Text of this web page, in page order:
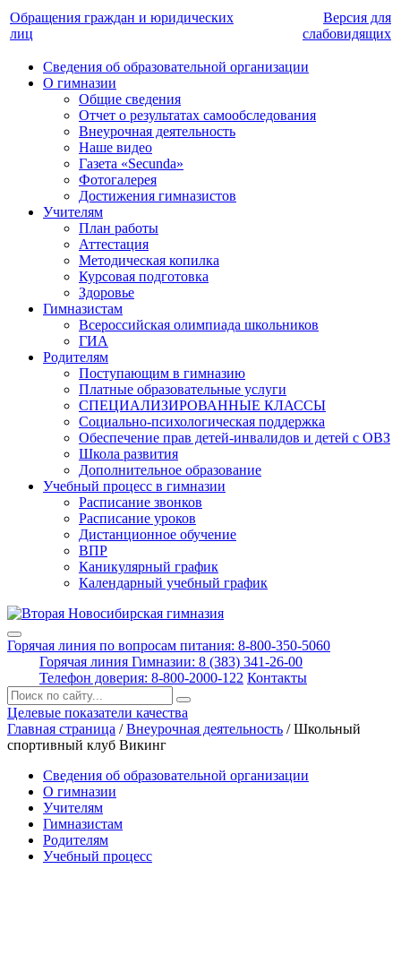
Обращения граждан и юридических
лиц
Версия для
слабовидящих
Сведения об образовательной организации
О гимназии
Общие сведения
Отчет о результатах самообследования
Внеурочная деятельность
Наше видео
Газета «Secunda»
Фотогалерея
Достижения гимназистов
Учителям
План работы
Аттестация
Методическая копилка
Курсовая подготовка
Здоровье
Гимназистам
Всероссийская олимпиада школьников
ГИА
Родителям
Поступающим в гимназию
Платные образовательные услуги
СПЕЦИАЛИЗИРОВАННЫЕ КЛАССЫ
Социально-психологическая поддержка
Обеспечение прав детей-инвалидов и детей с ОВЗ
Школа развития
Дополнительное образование
Учебный процесс в гимназии
Расписание звонков
Расписание уроков
Дистанционное обучение
ВПР
Каникулярный график
Календарный учебный график
Горячая линия по вопросам питания: 8-800-350-5060
Горячая линия Гимназии: 8 (383) 341-26-00
Телефон доверия: 8-800-2000-122 Контакты
Поиск:
Целевые показатели качества
Главная страница /Внеурочная деятельность /Школьный
спортивный клуб Викинг
Сведения об образовательной организации
О гимназии
Учителям
Гимназистам
Родителям
Учебный процесс